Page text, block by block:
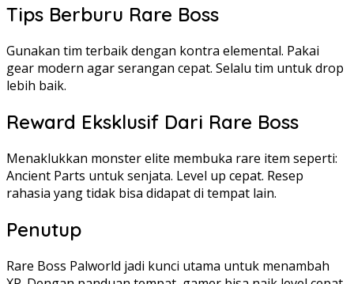
Tips Berburu Rare Boss
Gunakan tim terbaik dengan kontra elemental. Pakai
gear modern agar serangan cepat. Selalu tim untuk drop
lebih baik.
Reward Eksklusif Dari Rare Boss
Menaklukkan monster elite membuka rare item seperti:
Ancient Parts untuk senjata. Level up cepat. Resep
rahasia yang tidak bisa didapat di tempat lain.
Penutup
Rare Boss Palworld jadi kunci utama untuk menambah